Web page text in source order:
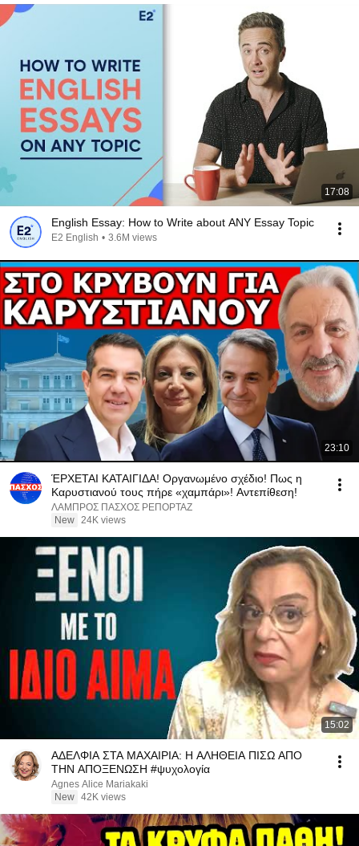
17:08
English Essay: How to Write about ANY Essay Topic
E2 English • 3.6M views
23:10
ΈΡΧΕΤΑΙ ΚΑΤΑΙΓΙΔΑ! Οργανωμένο σχέδιο! Πως η
Καρυστιανού τους πήρε «χαμπάρι»! Αντεπίθεση!
ΛΑΜΠΡΟΣ ΠΑΣΧΟΣ ΡΕΠΟΡΤΑΖ
New 24K views
15:02
ΑΔΕΛΦΙΑ ΣΤΑ ΜΑΧΑΙΡΙΑ: Η ΑΛΗΘΕΙΑ ΠΙΣΩ ΑΠΟ
ΤΗΝ ΑΠΟΞΕΝΩΣΗ #ψυχολογία
Agnes Alice Mariakaki
New 42K views